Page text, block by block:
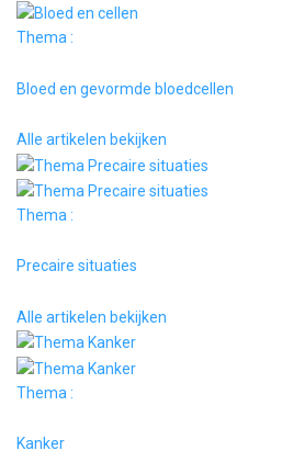
Thema :
Bloed en gevormde bloedcellen
Alle artikelen bekijken
Thema :
Precaire situaties
Alle artikelen bekijken
Thema :
Kanker